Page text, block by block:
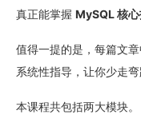
真正能掌握 MySQL 核心
值得一提的是，每篇文
系统性指导，让你少走
本课程共包括两大模块。